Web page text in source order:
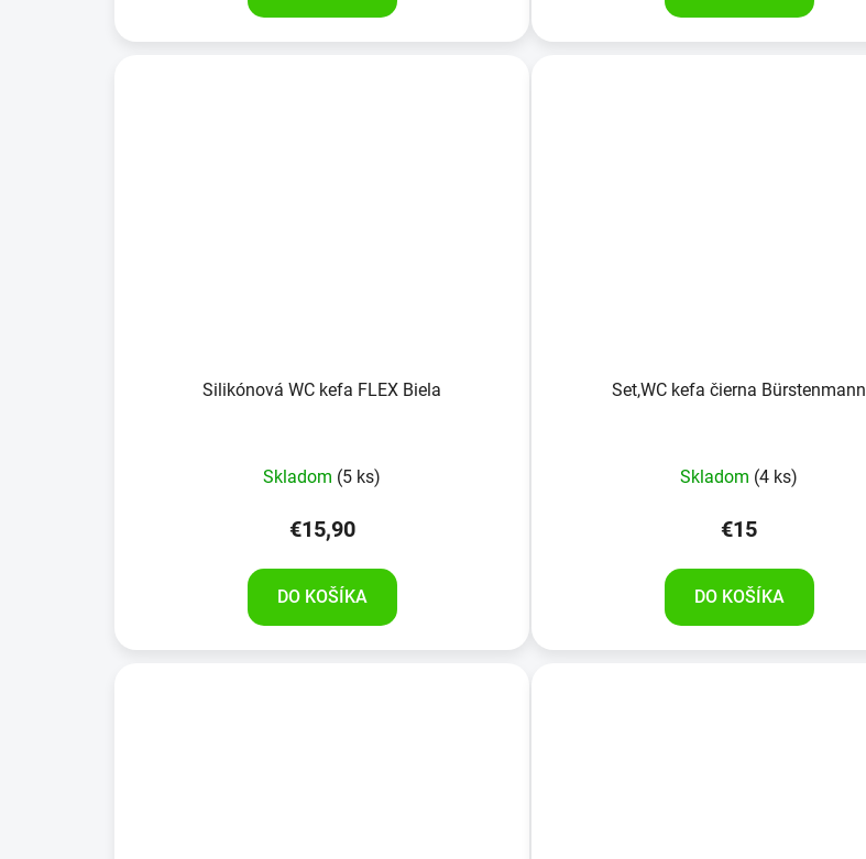
Silikónová WC kefa FLEX Biela
Skladom (5 ks)
€15,90
DO KOŠÍKA
Set,WC kefa čierna Bürstenmann
Skladom (4 ks)
€15
DO KOŠÍKA